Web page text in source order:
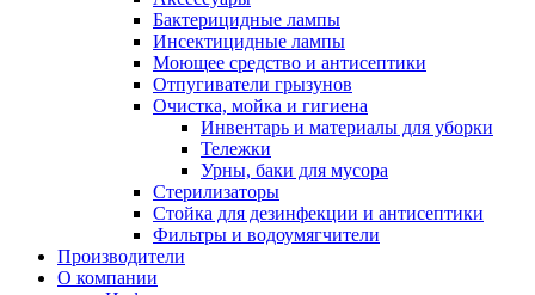
Бактерицидные лампы
Инсектицидные лампы
Моющее средство и антисептики
Отпугиватели грызунов
Очистка, мойка и гигиена
Инвентарь и материалы для уборки
Тележки
Урны, баки для мусора
Стерилизаторы
Стойка для дезинфекции и антисептики
Фильтры и водоумягчители
Производители
О компании